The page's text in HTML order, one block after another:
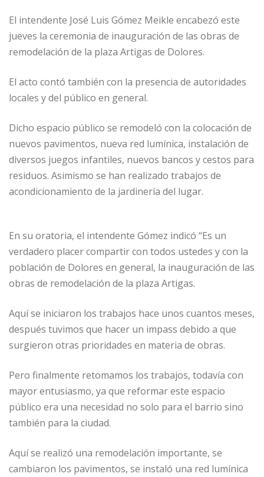
El intendente José Luis Gómez Meikle encabezó este
jueves la ceremonia de inauguración de las obras de
remodelación de la plaza Artigas de Dolores.
El acto contó también con la presencia de autoridades
locales y del público en general.
Dicho espacio público se remodeló con la colocación de
nuevos pavimentos, nueva red lumínica, instalación de
diversos juegos infantiles, nuevos bancos y cestos para
residuos. Asimismo se han realizado trabajos de
acondicionamiento de la jardinería del lugar.
En su oratoria, el intendente Gómez indicó “Es un
verdadero placer compartir con todos ustedes y con la
población de Dolores en general, la inauguración de las
obras de remodelación de la plaza Artigas.
Aquí se iniciaron los trabajos hace unos cuantos meses,
después tuvimos que hacer un impass debido a que
surgieron otras prioridades en materia de obras.
Pero finalmente retomamos los trabajos, todavía con
mayor entusiasmo, ya que reformar este espacio
público era una necesidad no solo para el barrio sino
también para la ciudad.
Aquí se realizó una remodelación importante, se
cambiaron los pavimentos, se instaló una red lumínica